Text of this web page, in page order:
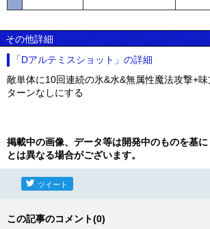
その他詳細
「Dアルテミスショット」の詳細
敵単体に10回連続の氷&水&無属性魔法攻撃+
ターンなしにする
掲載中の画像、データ等は開発中のものを基
とは異なる場合がございます。
ツイート
この記事のコメント(0)